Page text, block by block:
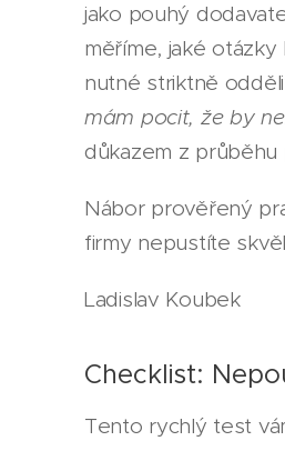
jako pouhý
měříme, jaké
nutné striktně
mám pocit, že by
důkazem z průběhu
Nábor prověřený
firmy nepustíte
Ladislav Koubek
Checklist:
Tento rychlý test